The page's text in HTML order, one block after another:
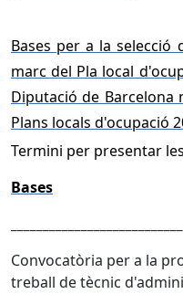
Bases per a la
marc del Pla local
Diputació de
Plans locals d'ocupació
Termini per presentar
Bases
Convocatòria per a la
treball de tècnic